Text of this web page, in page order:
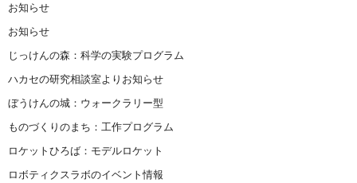
お知らせ
お知らせ
じっけんの森：科学の実験プログラム
ハカセの研究相談室よりお知らせ
ぼうけんの城：ウォークラリー型
ものづくりのまち：工作プログラム
ロケットひろば：モデルロケット
ロボティクスラボのイベント情報